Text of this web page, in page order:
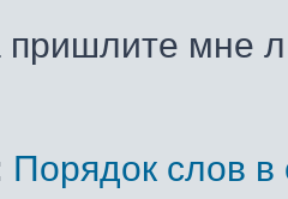
пришлите мне
Порядок слов в